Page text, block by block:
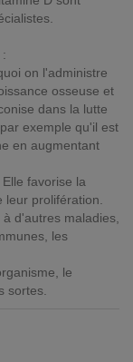
on l'administre
osseuse et
dans la lutte
exemple qu'il est
en augmentant
favorise la
prolifération.
d'autres maladies,
les
le
sortes.